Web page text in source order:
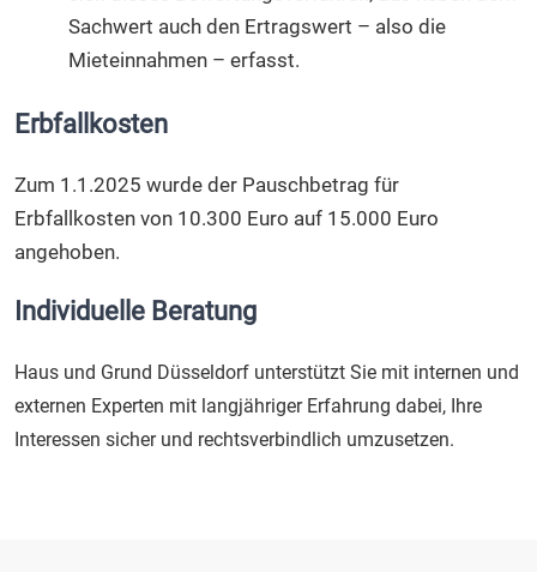
Sachwert auch den Ertragswert – also die
Mieteinnahmen – erfasst.
Erbfallkosten
Zum 1.1.2025 wurde der Pauschbetrag für
Erbfallkosten von 10.300 Euro auf 15.000 Euro
angehoben.
Individuelle Beratung
Haus und Grund Düsseldorf unterstützt Sie mit internen und
externen Experten mit langjähriger Erfahrung dabei, Ihre
Interessen sicher und rechtsverbindlich umzusetzen.